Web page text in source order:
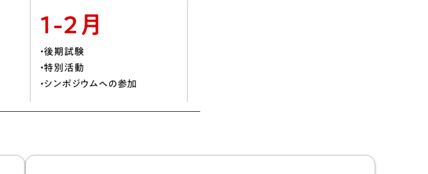
1-2月
・後期試験
・特別活動
・シンポジウムへの参加